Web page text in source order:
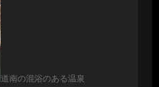
道南の混浴のある温泉